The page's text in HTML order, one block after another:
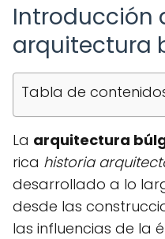
Introducción
arquitectura
Tabla de
La arquitectura
rica historia
desarrollado a lo
desde las
las influencias de la